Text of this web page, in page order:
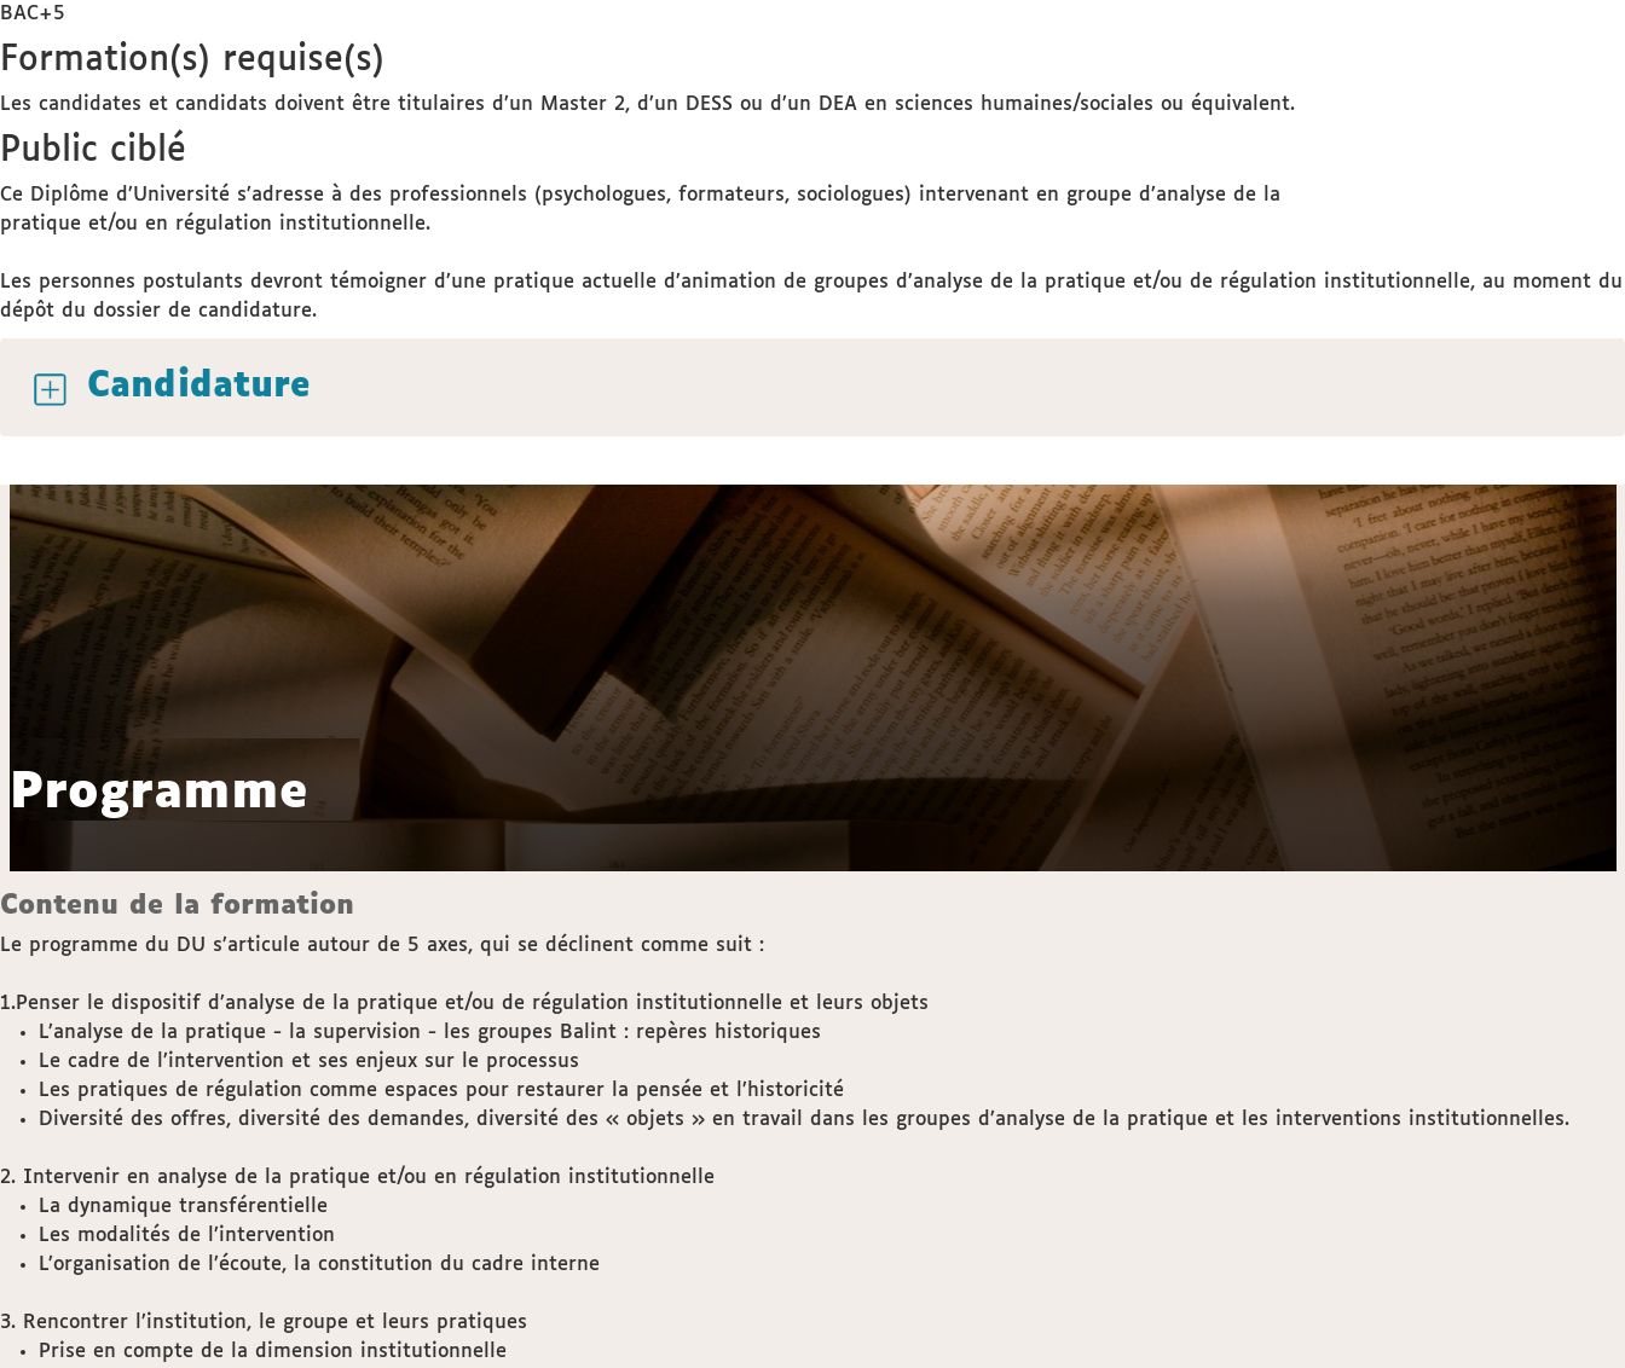
BAC+5
Formation(s) requise(s)
Les candidates et candidats doivent être titulaires d’un Master 2, d’un DESS ou d’un DEA en sciences humaines/sociales ou équivalent.
Public ciblé
Ce Diplôme d’Université s’adresse à des professionnels (psychologues, formateurs, sociologues) intervenant en groupe d’analyse de la
pratique et/ou en régulation institutionnelle.
Les personnes postulants devront témoigner d’une pratique actuelle d’animation de groupes d’analyse de la pratique et/ou de régulation institutionnelle, au moment du
dépôt du dossier de candidature.
Candidature
Programme
Contenu de la formation
Le programme du DU s’articule autour de 5 axes, qui se déclinent comme suit :
1.Penser le dispositif d’analyse de la pratique et/ou de régulation institutionnelle et leurs objets
L’analyse de la pratique - la supervision - les groupes Balint : repères historiques
Le cadre de l’intervention et ses enjeux sur le processus
Les pratiques de régulation comme espaces pour restaurer la pensée et l’historicité
Diversité des offres, diversité des demandes, diversité des « objets » en travail dans les groupes d’analyse de la pratique et les interventions institutionnelles.
2. Intervenir en analyse de la pratique et/ou en régulation institutionnelle
La dynamique transférentielle
Les modalités de l’intervention
L’organisation de l’écoute, la constitution du cadre interne
3. Rencontrer l’institution, le groupe et leurs pratiques
Prise en compte de la dimension institutionnelle